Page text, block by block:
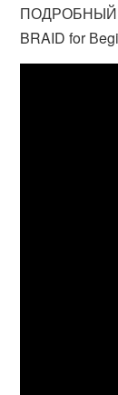
ПОДРОБНЫЙ
BRAID for